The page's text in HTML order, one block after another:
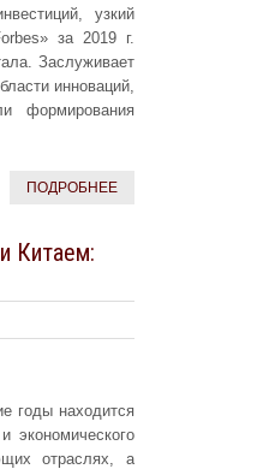
узкий
за 2019 г.
Заслуживает
инноваций,
формирования
ПОДРОБНЕЕ
Китаем:
годы находится
экономического
отраслях, а